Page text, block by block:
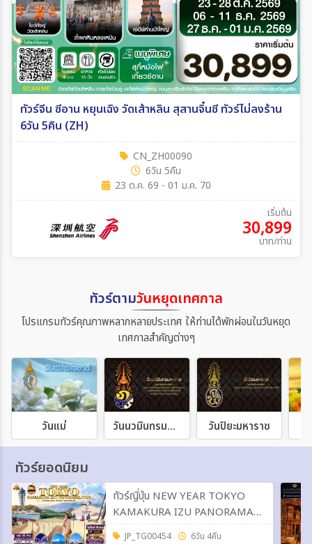
ทัวร์จีน ซีอาน หยุนเฉิง วัดเส้าหลิน สุสานจิ๋นซี ทัวร์ไม่ลงร้าน
6วัน 5คืน (ZH)
CN_ZH00090
6วัน 5คืน
23 ต.ค. 69 - 01 ม.ค. 70
เริ่มต้น
30,899
บาท/ท่าน
ทัวร์ตามวันหยุดเทศกาล
โปรแกรมทัวร์คุณภาพหลากหลายประเทศ ให้ท่านได้พักผ่อนในวันหยุด
เทศกาลสำคัญต่างๆ
วันแม่ วันนวมินทรมหาราช วันปิยะมหาราช
ทัวร์ยอดนิยม
ทัวร์ญี่ปุ่น NEW YEAR TOKYO
KAMAKURA IZU PANORAMA
FUJI 6วัน 4คืน (TG)
JP_TG00454 6วัน 4คืน